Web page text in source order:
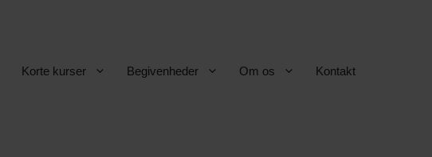
Korte kurser Begivenheder Om os Kontakt